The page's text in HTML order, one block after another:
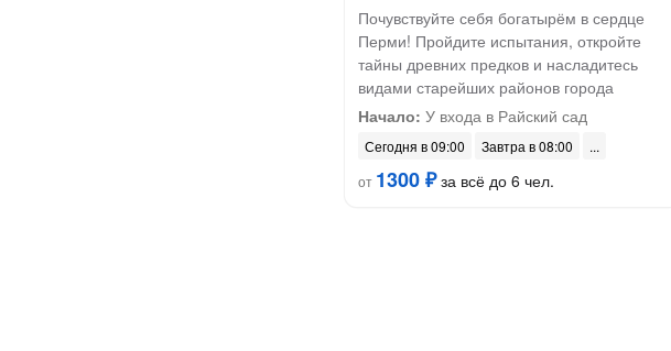
Почувствуйте себя богатырём в сердце
Перми! Пройдите испытания, откройте
тайны древних предков и насладитесь
видами старейших районов города
Начало: У входа в Райский сад
Сегодня в 09:00
Завтра в 08:00
от 1300 ₽за всё до 6 чел.